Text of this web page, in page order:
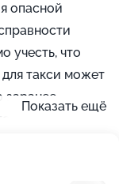
опасной
учесть, что
такси может
заранее
документы и
Показать ещё